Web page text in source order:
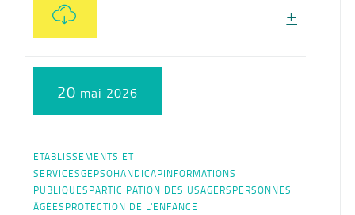
+
20 mai 2026
ETABLISSEMENTS ET
SERVICESGEPSOHANDICAPINFORMATIONS
PUBLIQUESPARTICIPATION DES USAGERSPERSONNES
ÂGÉESPROTECTION DE L'ENFANCE